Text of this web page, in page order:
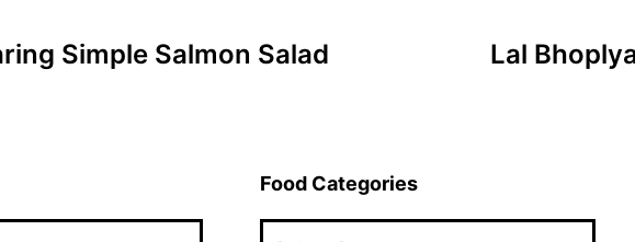
Simple Salmon Salad Lal
Food Categories